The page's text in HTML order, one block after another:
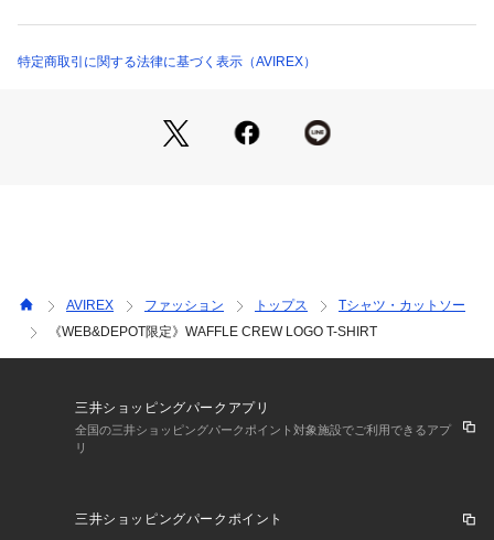
プガン」「メンフィスベル」などのスクリーンでも活躍し、喝
界中の多くの人々から支持され続けている。
■サイズ表は、製品の生地や織りなどの特性により、多少の誤
差はございます。予めご了承ください。
■画像の商品はサンプルです。実際の商品では、仕様・加工等
※詳しい洗濯方法については、商品の品質表示タグをご覧ください
7836934019 （ショップ）
特定商取引に関する法律に基づく表示（AVIREX）
AVIREX ファッション トップス
Tシャツ・カットソー
《WEB&DEPOT限定》WAFFLE CREW LOGO T-SHIRT
三井ショッピングパークアプリ
全国の三井ショッピングパークポイント対象施設でご利用できるアプ
リ
三井ショッピングパークポイント